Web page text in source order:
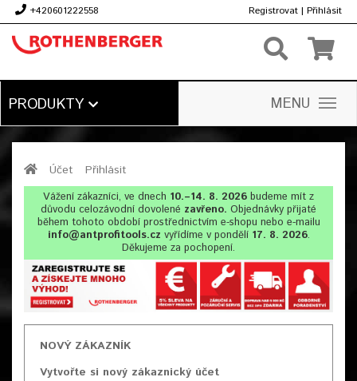
+420601222558 Registrovat | Přihlásit
PRODUKTY MENU
Účet Přihlásit
Vážení zákazníci, ve dnech 10.–14. 8. 2026 budeme mít z
důvodu celozávodní dovolené zavřeno. Objednávky přijaté
během tohoto období prostřednictvím e-shopu nebo e-mailu
info@antprofitools.cz vyřídíme v pondělí 17. 8. 2026.
Děkujeme za pochopení.
NOVÝ ZÁKAZNÍK
Vytvořte si nový zákaznický účet